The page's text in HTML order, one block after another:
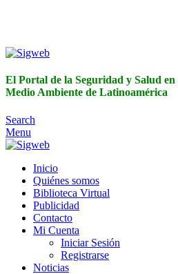
El Portal de la Seguridad y Salud
Medio Ambiente de Latinoamérica
Search
Menu
Inicio
Quiénes somos
Biblioteca Virtual
Publicidad
Contacto
Mi Cuenta
Iniciar Sesión
Registrarse
Noticias